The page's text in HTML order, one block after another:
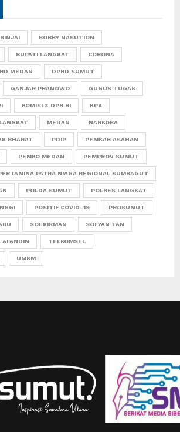
BINJAI BOBBY NASUTION
BUPATI LANGKAT CORONA
MEDAN DPRD SUMUT
GANJAR PRANOWO GUGUS TUGAS
KOMISI X DPR RI KPK
LANGKAT MEDAN NARKOBA
BHARAT PDIP PEMKAB ASAHAN
PEMKO MEDAN PEMPROV SUMUT
PATRA NIAGA REGIONAL SUMBAGUT
POLDA SUMUT POLRES LANGKAT
POSITIF COVID-19 PROSUMUT
SOEKIRMAN SOFYAN TAN
AFANDIN TELKOMSEL
UMKM